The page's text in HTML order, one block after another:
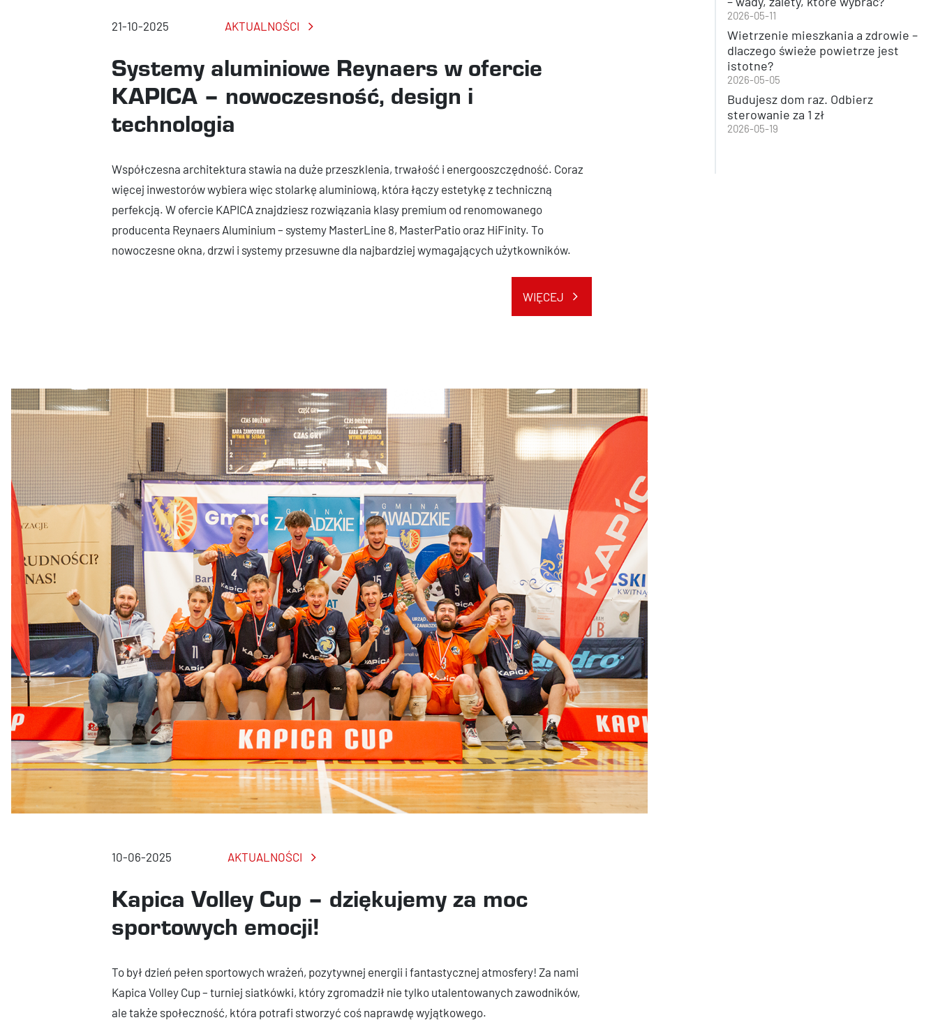
21-10-2025 AKTUALNOŚCI
Systemy aluminiowe Reynaers w ofercie
KAPICA – nowoczesność, design i
technologia
Współczesna architektura stawia na duże przeszklenia, trwałość i energooszczędność. Coraz
więcej inwestorów wybiera więc stolarkę aluminiową, która łączy estetykę z techniczną
perfekcją. W ofercie KAPICA znajdziesz rozwiązania klasy premium od renomowanego
producenta Reynaers Aluminium – systemy MasterLine 8, MasterPatio oraz HiFinity. To
nowoczesne okna, drzwi i systemy przesuwne dla najbardziej wymagających użytkowników.
WIĘCEJ
10-06-2025 AKTUALNOŚCI
Kapica Volley Cup – dziękujemy za moc
sportowych emocji!
To był dzień pełen sportowych wrażeń, pozytywnej energii i fantastycznej atmosfery! Za nami
Kapica Volley Cup – turniej siatkówki, który zgromadził nie tylko utalentowanych zawodników,
ale także społeczność, która potrafi stworzyć coś naprawdę wyjątkowego.
2026-05-11
Wietrzenie mieszkania a zdrowie –
dlaczego świeże powietrze jest
istotne?
2026-05-05
Budujesz dom raz. Odbierz
sterowanie za 1 zł
2026-05-19